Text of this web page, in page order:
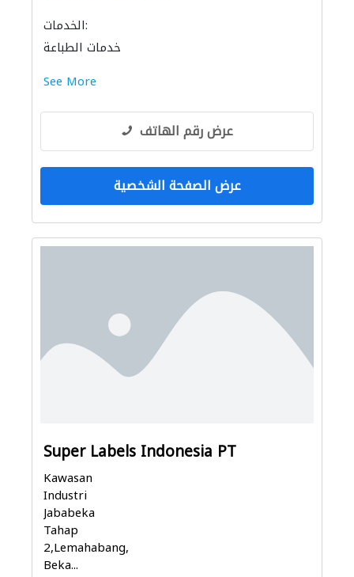
الخدمات:
خدمات الطباعة
See More
عرض رقم الهاتف
عرض الصفحة الشخصية
Super Labels Indonesia PT
Kawasan
Industri
Jababeka
Tahap
2,Lemahabang,
Beka...